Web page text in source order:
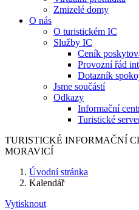
Zmizelé domy
O nás
O turistickém IC
Služby IC
Ceník
Provozní řád
Dotazník
Jsme součástí
Odkazy
Informační
Turistické
TURISTICKÉ INFORMAČNÍ
MORAVICÍ
Úvodní stránka
Kalendář
Vytisknout